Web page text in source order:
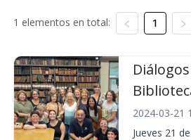
1 elementos en total: 1
2024-03-21
Jueves 21